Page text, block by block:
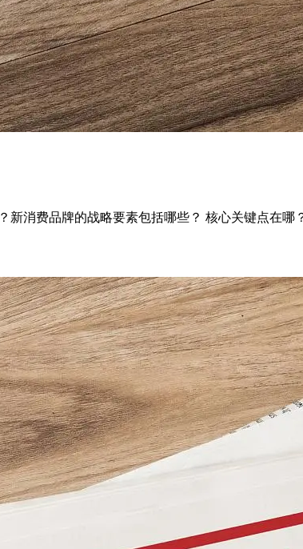
新消费品牌的战略要素包括哪些？ 核心关键点在哪